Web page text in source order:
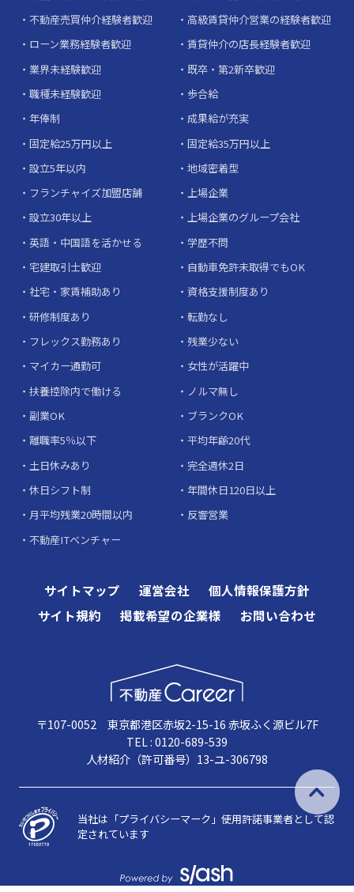
不動産売買仲介経験者歓迎
高級賃貸仲介営業の経験者歓迎
ローン業務経験者歓迎
賃貸仲介の店長経験者歓迎
業界未経験歓迎
既卒・第2新卒歓迎
職種未経験歓迎
歩合給
年俸制
成果給が充実
固定給25万円以上
固定給35万円以上
設立5年以内
地域密着型
フランチャイズ加盟店舗
上場企業
設立30年以上
上場企業のグループ会社
英語・中国語を活かせる
学歴不問
宅建取引士歓迎
自動車免許未取得でもOK
社宅・家賃補助あり
資格支援制度あり
研修制度あり
転勤なし
フレックス勤務あり
残業少ない
マイカー通勤可
女性が活躍中
扶養控除内で働ける
ノルマ無し
副業OK
ブランクOK
離職率5％以下
平均年齢20代
土日休みあり
完全週休2日
休日シフト制
年間休日120日以上
月平均残業20時間以内
反響営業
不動産ITベンチャー
サイトマップ 運営会社
個人情報保護方針
サイト規約
掲載希望の企業様 お問い合わせ
〒107-0052 東京都港区赤坂2-15-16 赤坂ふく源ビル7F
TEL : 0120-689-539
人材紹介（許可番号）13-ユ-306798
当社は「プライバシーマーク」使用許諾事業者として認
定されています